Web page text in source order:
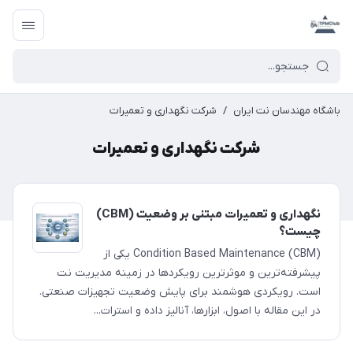
باشگاه مهندسان نت ایران / شرکت نگهداری و تعمیرات
شرکت نگهداری و تعمیرات
نگهداری و تعمیرات مبتنی بر وضعیت (CBM)
چیست؟
Condition Based Maintenance (CBM) یکی از
پیشرفته‌ترین و موثرترین رویکردها در زمینه مدیریت نت
است. رویکردی هوشمند برای پایش وضعیت تجهیزات صنعتی.
در این مقاله با اصول، ابزارها، آنالیز داده و استرات...